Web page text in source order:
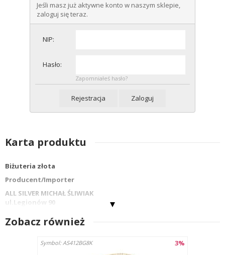
Jeśli masz już aktywne konto w naszym sklepie,
zaloguj się teraz.
NIP:
Hasło:
Zapomniałeś hasło?
Rejestracja Zaloguj
Karta produktu
Biżuteria złota
Producent/Importer
ALL SILVER MICHAŁ ŚLIWIAK
ul.Legionów 90
info@allsilver.pl
Kraj : Polska
Zobacz również
3%
Symbol: AS412BG8K